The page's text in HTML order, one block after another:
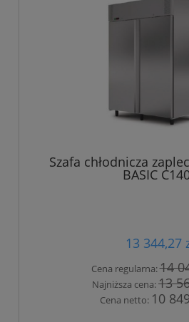
Szafa chłodnicza
BASIC
13 344,27
Cena regularna:14
Najniższa cena:13
Cena netto: 10